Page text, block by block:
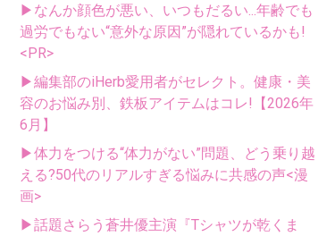
▶なんか顔色が悪い、いつもだるい...年齢でも
過労でもない“意外な原因”が隠れているかも!
<PR>
▶編集部のiHerb愛用者がセレクト。健康・美
容のお悩み別、鉄板アイテムはコレ!【2026年
6月】
▶体力をつける“体力がない”問題、どう乗り越
える?50代のリアルすぎる悩みに共感の声<漫
画>
▶話題さらう蒼井優主演『Tシャツが乾くま